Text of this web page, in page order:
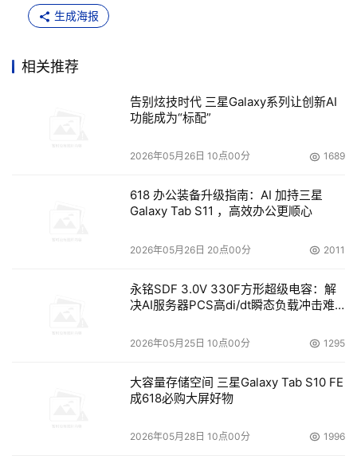
灾备不是小题大做
集团上下耗费大量时间和资金，老吴感觉有点小题大
度就不同。但说服企业投入巨款，投资一个3、5年，甚至
几十年都派不上用场的一个灾备系统，确实比较难。
企业而言，是公司可持续长期发展的重要工作任务，越来越
体现出其重要性和迫切性，企业需要对业务连续性规划项目
事先制定完备的业务连续性规划，已成为现代企业管理
范畴内的一个十分重要的任务。根据国外经验，企业的管理
金融审计机构和金融监管机构要求金融企业的高管团队，对
公司业务连续性规划进行社会化的公众承诺。
为了确保业务连续性规划能够在企业成功实施，企业的高级
生成海报
相关推荐
告别炫技时代 三星Galaxy系列让创新AI
功能成为“标配”
2026年05月26日 10点00分 1689
618 办公装备升级指南：AI 加持三星
Galaxy Tab S11 ，高效办公更顺心
2026年05月26日 20点00分 2011
永铭SDF 3.0V 330F方形超级电容：解
决AI服务器PCS高di/dt瞬态负载冲击难
2026年05月25日 10点00分 1295
大容量存储空间 三星Galaxy Tab S10 FE
成618必购大屏好物
2026年05月28日 10点00分 1996